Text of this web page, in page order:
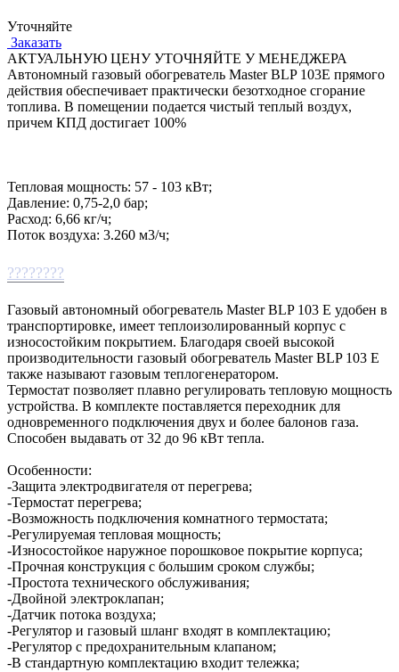
Уточняйте
Заказать
АКТУАЛЬНУЮ ЦЕНУ УТОЧНЯЙТЕ У МЕНЕДЖЕРА
Автономный газовый обогреватель Master BLP 103E прямого
действия обеспечивает практически безотходное сгорание
топлива. В помещении подается чистый теплый воздух,
причем КПД достигает 100%
Тепловая мощность: 57 - 103 кВт;
Давление: 0,75-2,0 бар;
Расход: 6,66 кг/ч;
Поток воздуха: 3.260 м3/ч;
????????
Газовый автономный обогреватель Master BLP 103 E удобен в
транспортировке, имеет теплоизолированный корпус с
износостойким покрытием. Благодаря своей высокой
производительности газовый обогреватель Master BLP 103 E
также называют газовым теплогенератором.
Термостат позволяет плавно регулировать тепловую мощность
устройства. В комплекте поставляется переходник для
одновременного подключения двух и более балонов газа.
Способен выдавать от 32 до 96 кВт тепла.
Особенности:
-Защита электродвигателя от перегрева;
-Термостат перегрева;
-Возможность подключения комнатного термостата;
-Регулируемая тепловая мощность;
-Износостойкое наружное порошковое покрытие корпуса;
-Прочная конструкция с большим сроком службы;
-Простота технического обслуживания;
-Двойной электроклапан;
-Датчик потока воздуха;
-Регулятор и газовый шланг входят в комплектацию;
-Регулятор с предохранительным клапаном;
-В стандартную комплектацию входит тележка;